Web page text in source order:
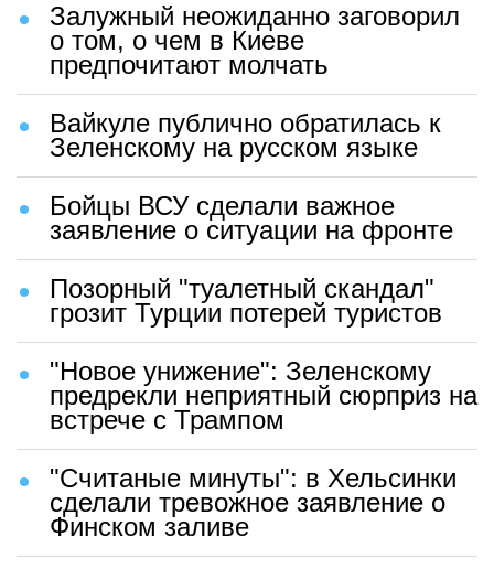
Залужный неожиданно заговорил
о том, о чем в Киеве
предпочитают молчать
Вайкуле публично обратилась к
Зеленскому на русском языке
Бойцы ВСУ сделали важное
заявление о ситуации на фронте
Позорный "туалетный скандал"
грозит Турции потерей туристов
"Новое унижение": Зеленскому
предрекли неприятный сюрприз на
встрече с Трампом
"Считаные минуты": в Хельсинки
сделали тревожное заявление о
Финском заливе